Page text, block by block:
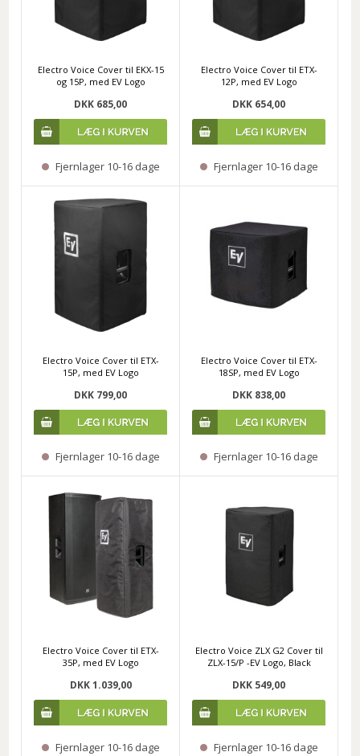
Electro Voice Cover til EKX-15
og 15P, med EV Logo
DKK 685,00
Fjernlager 10-16 dage
Electro Voice Cover til ETX-
12P, med EV Logo
DKK 654,00
Fjernlager 10-16 dage
Electro Voice Cover til ETX-
15P, med EV Logo
DKK 799,00
Fjernlager 10-16 dage
Electro Voice Cover til ETX-
18SP, med EV Logo
DKK 838,00
Fjernlager 10-16 dage
Electro Voice Cover til ETX-
35P, med EV Logo
DKK 1.039,00
Fjernlager 10-16 dage
Electro Voice ZLX G2 Cover til
ZLX-15/P -EV Logo, Black
DKK 549,00
Fjernlager 10-16 dage